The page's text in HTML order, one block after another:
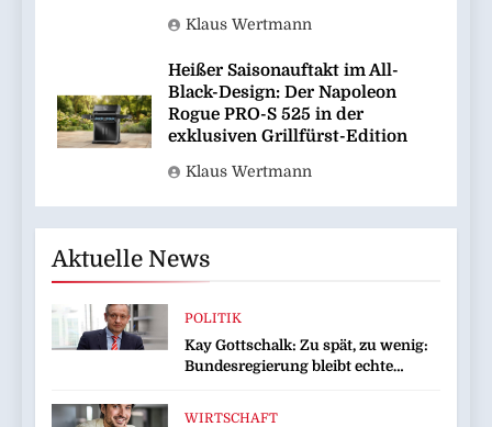
Klaus Wertmann
Heißer Saisonauftakt im All-
Black-Design: Der Napoleon
Rogue PRO-S 525 in der
exklusiven Grillfürst-Edition
Klaus Wertmann
Aktuelle News
POLITIK
Kay Gottschalk: Zu spät, zu wenig:
Bundesregierung bleibt echte
WIRTSCHAFT